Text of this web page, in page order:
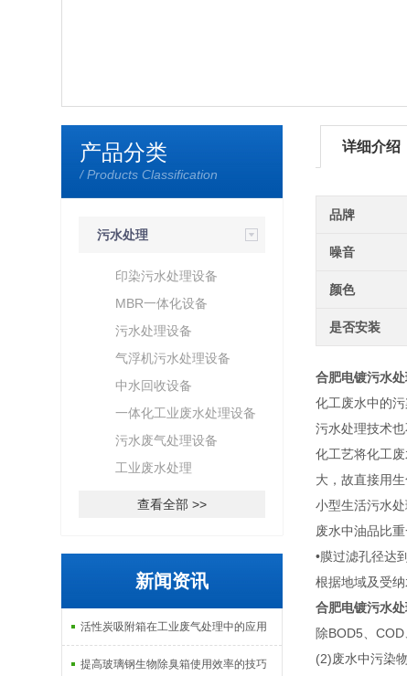
产品分类
/ Products Classification
污水处理
印染污水处理设备
MBR一体化设备
污水处理设备
气浮机污水处理设备
中水回收设备
一体化工业废水处理设备
污水废气处理设备
工业废水处理
查看全部 >>
新闻资讯
活性炭吸附箱在工业废气处理中的应用
提高玻璃钢生物除臭箱使用效率的技巧
详细介绍
品牌
噪音
颜色
是否安装
合肥电镀污水
化工废水中的
污水处理技术
化工艺将化工
大，故直接用
小型生活污水
废水中油品比
•膜过滤孔径达
根据地域及受
合肥电镀污水
除BOD5、
(2)废水中污染